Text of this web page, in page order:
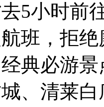
5小时前
班，拒
经典必游
、清莱